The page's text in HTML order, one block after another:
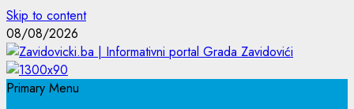
Skip to content
08/08/2026
Primary Menu